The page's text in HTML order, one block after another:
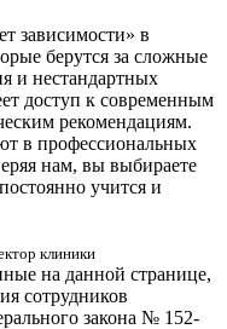
зависимости» в
берутся за сложные
и нестандартных
доступ к современным
рекомендациям.
в профессиональных
нам, вы выбираете
учится и
клиники
на данной странице,
сотрудников
закона № 152-